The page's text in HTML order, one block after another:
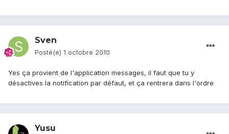
Sven
Posté(e) 1 octobre 2010
Yes ça provient de l'application messages, il faut que tu y
désactives la notification par défaut, et ça rentrera dans l'ordre
Yusu